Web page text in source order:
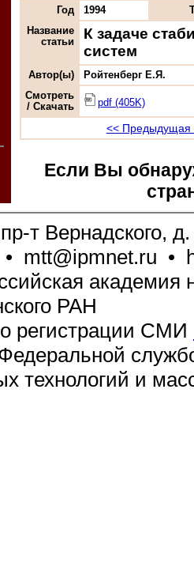
Год 1994
Название
статьи
К задаче
систем
Автор(ы)
Ройтенберг Е.Я.
Смотреть
/ Скачать
pdf (405K)
<< Предыдущая
Если Вы
т Вернадского,
• mtt@ipmnet.ru •
академия
РАН
регистрации СМИ
технологий и